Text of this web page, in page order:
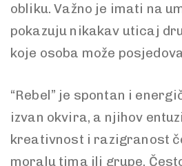
obliku. Važno je imati na
pokazuju nikakav uticaj
koje osoba može
“Rebel” je spontan i
izvan okvira, a njihov
kreativnost i razigranost
moralu tima ili grupe.